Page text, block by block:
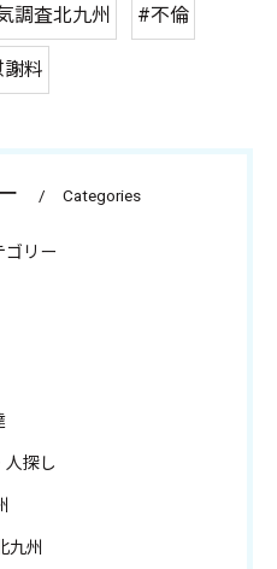
調査北九州 #不倫
料
Categories
ゴリー
人探し
九州